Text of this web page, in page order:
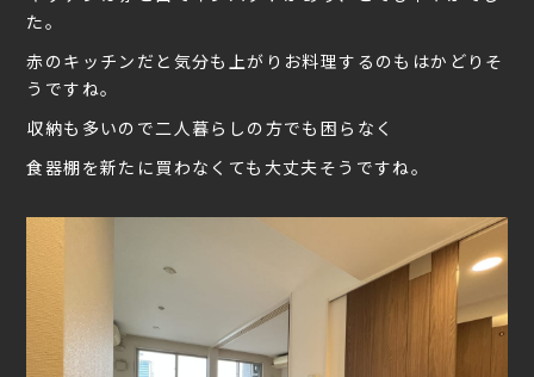
た。
赤のキッチンだと気分も上がりお料理するのもはかどりそ
うですね。
収納も多いので二人暮らしの方でも困らなく
食器棚を新たに買わなくても大丈夫そうですね。